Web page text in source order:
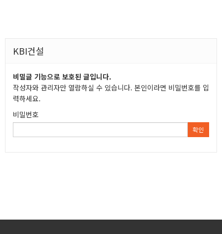
KBI건설
비밀글 기능으로 보호된 글입니다.
작성자와 관리자만 열람하실 수 있습니다. 본인이라면 비밀번호를 입
력하세요.
비밀번호
확인